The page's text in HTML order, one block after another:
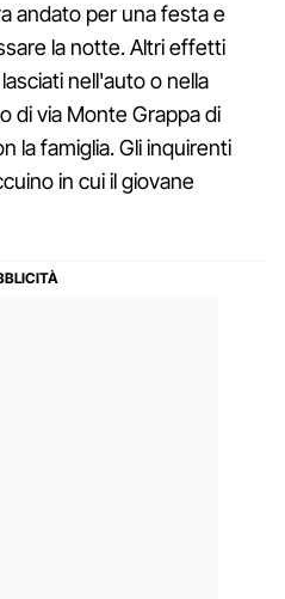
andato per una festa e
la notte. Altri effetti
nell'auto o nella
di via Monte Grappa di
la famiglia. Gli inquirenti
in cui il giovane